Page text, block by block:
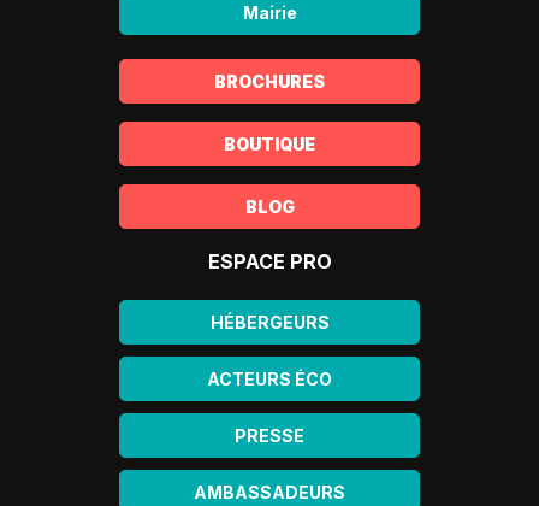
Mairie
BROCHURES
BOUTIQUE
BLOG
ESPACE PRO
HÉBERGEURS
ACTEURS ÉCO
PRESSE
AMBASSADEURS